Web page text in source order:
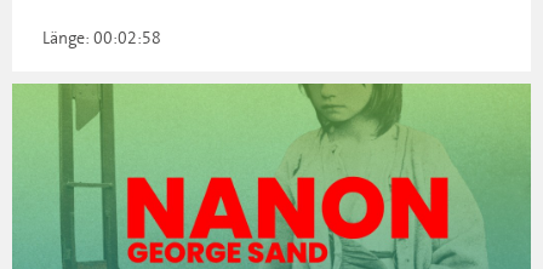
Länge: 00:02:58